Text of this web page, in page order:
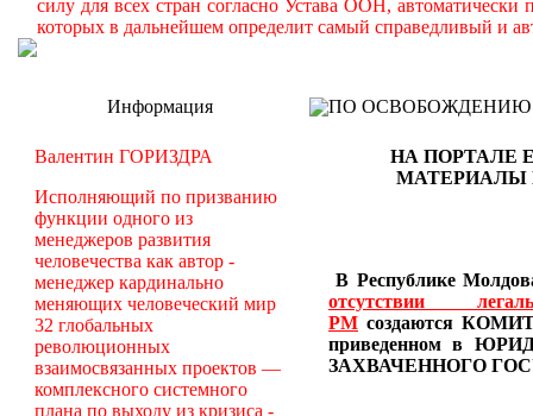
силу для всех стран согласно Устава ООН,
которых в дальнейшем определит самый справедливый и
Информация
Валентин ГОРИЗДРА
Исполняющий по призванию
функции одного из
менеджеров развития
человечества как автор -
менеджер кардинально
меняющих человеческий мир
32 глобальных
революционных
взаимосвязанных проектов —
комплексного системного
плана по выходу из кризиса -
ПО ОСВОБОЖДЕНИЮ
НА ПОРТАЛЕ
МАТЕРИАЛЫ
В Республике
отсутствии
РМ создаются
приведенном в
ЗАХВАЧЕННОГО